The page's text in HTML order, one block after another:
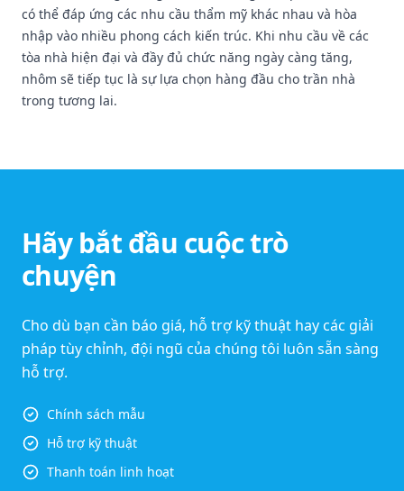
có thể đáp ứng các nhu cầu thẩm mỹ khác nhau và hòa
nhập vào nhiều phong cách kiến trúc. Khi nhu cầu về các
tòa nhà hiện đại và đầy đủ chức năng ngày càng tăng,
nhôm sẽ tiếp tục là sự lựa chọn hàng đầu cho trần nhà
trong tương lai.
Hãy bắt đầu cuộc trò
chuyện
Cho dù bạn cần báo giá, hỗ trợ kỹ thuật hay các giải
pháp tùy chỉnh, đội ngũ của chúng tôi luôn sẵn sàng
hỗ trợ.
Chính sách mẫu
Hỗ trợ kỹ thuật
Thanh toán linh hoạt